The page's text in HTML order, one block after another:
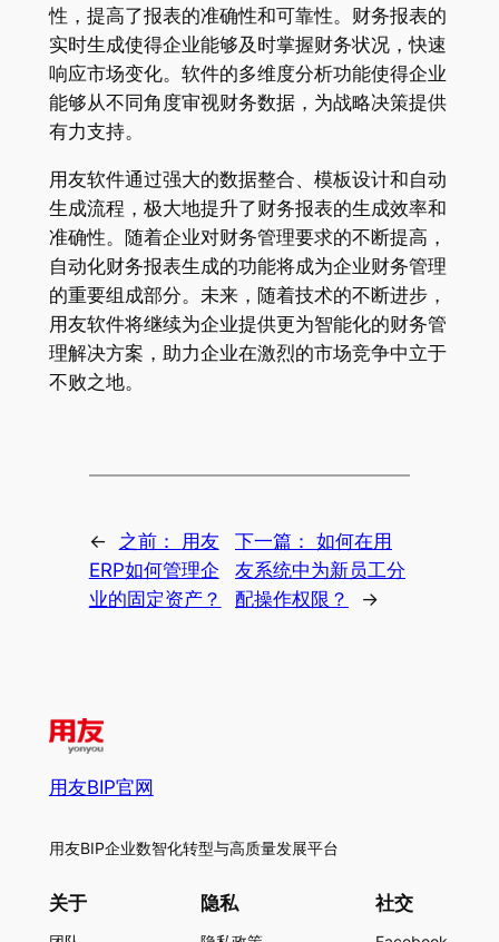
性，提高了报表的准确性和可靠性。财务报表的
实时生成使得企业能够及时掌握财务状况，快速
响应市场变化。软件的多维度分析功能使得企业
能够从不同角度审视财务数据，为战略决策提供
有力支持。
用友软件通过强大的数据整合、模板设计和自动
生成流程，极大地提升了财务报表的生成效率和
准确性。随着企业对财务管理要求的不断提高，
自动化财务报表生成的功能将成为企业财务管理
的重要组成部分。未来，随着技术的不断进步，
用友软件将继续为企业提供更为智能化的财务管
理解决方案，助力企业在激烈的市场竞争中立于
不败之地。
← 之前：
用友
ERP如何管理企
业的固定资产？
下一篇： 如何在用
友系统中为新员工分
配操作权限？
→
用友BIP官网
用友BIP企业数智化转型与高质量发展平台
关于 隐私 社交